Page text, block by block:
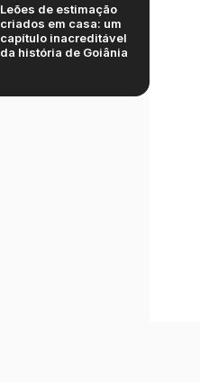
Leões de estimação
criados em casa: um
capítulo inacreditável
da história de Goiânia